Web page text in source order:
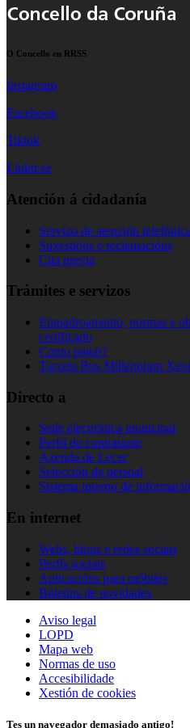
O Concello en RRSS
Instagram
Facebook
Tiktok
Linktr.ee
Atención á cidadanía
Servizo de atención
Suxestións e reclamacións
Cita previa
Trámites e servizos
Empadroamento, normas e
certificado
Como pagar?
Tarxeta Bus Millennium
Directo a
Sede electrónica municipal
Perfil do contratante
Axenda de Lecer
Selección de persoal
Sistema interno de
En internet
Webs, blogs e redes sociais
Perfís sociais
Aplicacións para móbiles
Boletíns de novidades
Aviso legal
LOPD
Mapa web
Normas de uso
Accesibilidade
Xestión de cookies
Tes un navegador demasiado antigo!